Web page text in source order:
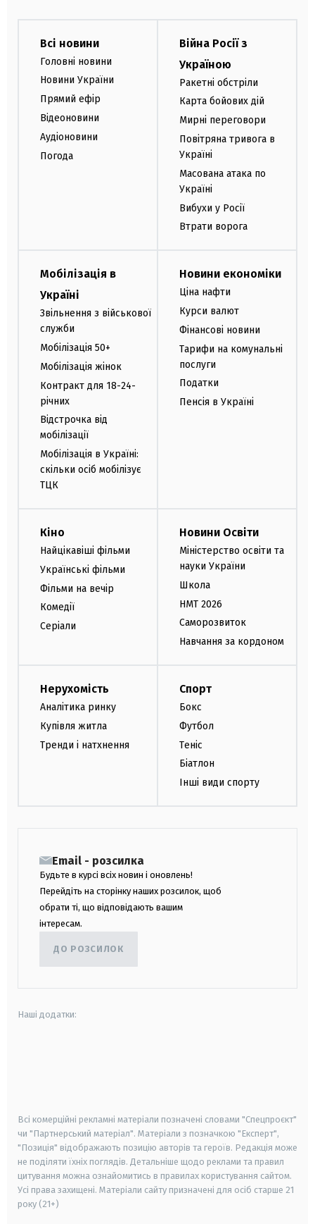
Всі новини
Головні новини
Новини України
Прямий ефір
Відеоновини
Аудіоновини
Погода
Війна Росії з
Україною
Ракетні обстріли
Карта бойових дій
Мирні переговори
Повітряна тривога в
Україні
Масована атака по
Україні
Вибухи у Росії
Втрати ворога
Мобілізація в
Україні
Звільнення з військової
служби
Мобілізація 50+
Мобілізація жінок
Контракт для 18-24-
річних
Відстрочка від
мобілізації
Мобілізація в Україні:
скільки осіб мобілізує
ТЦК
Новини економіки
Ціна нафти
Курси валют
Фінансові новини
Тарифи на комунальні
послуги
Податки
Пенсія в Україні
Кіно
Найцікавіші фільми
Українські фільми
Фільми на вечір
Комедії
Серіали
Новини Освіти
Міністерство освіти та
науки України
Школа
НМТ 2026
Саморозвиток
Навчання за кордоном
Нерухомість
Аналітика ринку
Купівля житла
Тренди і натхнення
Спорт
Бокс
Футбол
Теніс
Біатлон
Інші види спорту
Email - розсилка
Будьте в курсі всіх новин і оновлень!
Перейдіть на сторінку наших розсилок, щоб
обрати ті, що відповідають вашим
інтересам.
ДО РОЗСИЛОК
Наші додатки:
Всі комерційні рекламні матеріали позначені словами "Спецпроєкт"
чи "Партнерський матеріал". Матеріали з позначкою "Експерт",
"Позиція" відображають позицію авторів та героїв. Редакція може
не поділяти їхніх поглядів. Детальніше щодо реклами та правил
цитування можна ознайомитись в правилах користування сайтом.
Усі права захищені. Матеріали сайту призначені для осіб старше 21
року (21+)